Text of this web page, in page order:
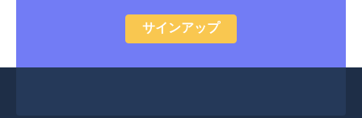
サインアップ